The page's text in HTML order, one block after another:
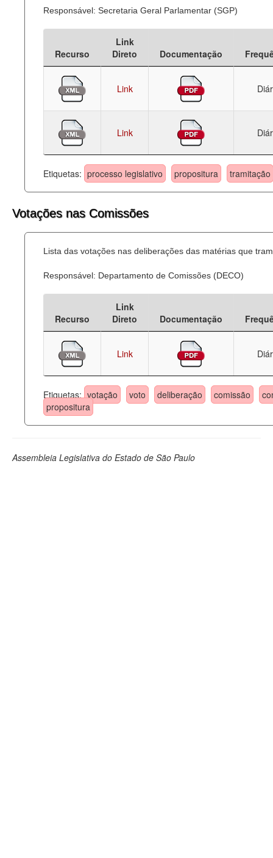
Responsável: Secretaria Geral Parlamentar (SGP)
Recurso
Link
Direto
Documentação
Link
Link
Etiquetas: processo legislativo propositura tramitação
Votações nas Comissões
Lista das votações nas deliberações das matérias que
Responsável: Departamento de Comissões (DECO)
Recurso
Link
Direto
Documentação
Link
Etiquetas: votação voto deliberação comissão
propositura
Assembleia Legislativa do Estado de São Paulo